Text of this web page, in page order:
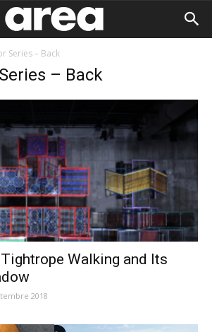
Series – Back
– Back
Tightrope Walking and Its
2018